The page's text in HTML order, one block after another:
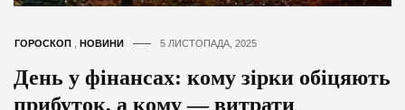
ГОРОСКОП НОВИНИ 5 ЛИСТОПАДА, 2025
День у фінансах: кому зірки обіцяють
прибуток, а кому — витрати